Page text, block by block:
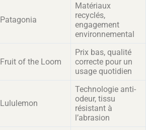
Patagonia
Matériaux
recyclés,
engagement
environnemental
Fruit of the Loom
Prix bas, qualité
correcte pour un
usage quotidien
Lululemon
Technologie anti-
odeur, tissu
résistant à
l’abrasion